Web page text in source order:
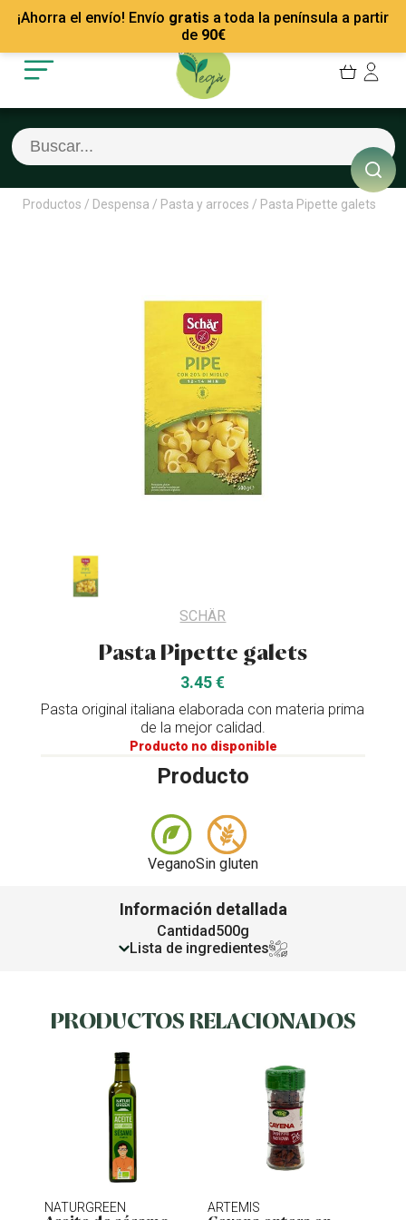
¡Ahorra el envío! Envío gratis a toda la península a partir
de 90€
Mis Pedidos
Mis favoritos
Cerrar sesión
Recetas
Empresas
Contacto
Productos / Despensa / Pasta y arroces / Pasta Pipette galets
SCHÄR
Pasta Pipette galets
3.45 €
Pasta original italiana elaborada con materia prima
de la mejor calidad.
Producto no disponible
Producto
VeganoSin gluten
Información detallada
Cantidad500g
Lista de ingredientes
PRODUCTOS RELACIONADOS
NATURGREEN ARTEMIS